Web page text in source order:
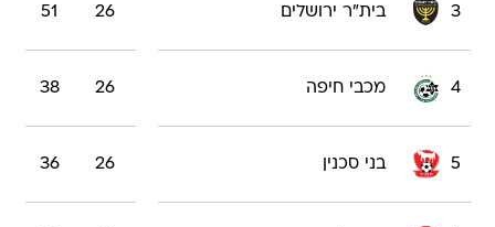
3 בית"ר ירושלים 26
51
4 מכבי חיפה 26
38
5 בני סכנין 26
36